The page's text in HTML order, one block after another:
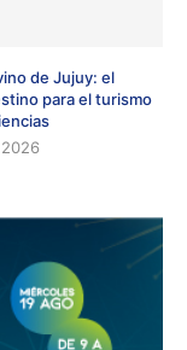
de Jujuy: el
para el turismo